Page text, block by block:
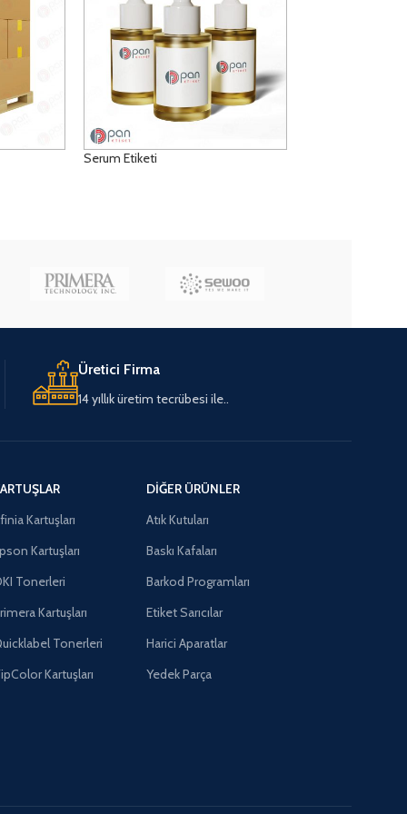
Serum Etiketi
Üretici Firma
14 yıllık üretim tecrübesi ile..
Kartuşları
Kartuşları
Tonerleri
Kartuşları
Tonerleri
Kartuşları
DIĞER ÜRÜNLER
Atık Kutuları
Baskı Kafaları
Barkod Programları
Etiket Sarıcılar
Harici Aparatlar
Yedek Parça